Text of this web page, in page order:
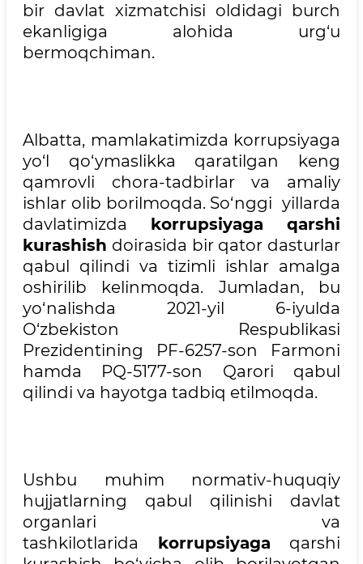
bir davlat xizmatchisi oldidagi burch
ekanligiga alohida urg‘u
bermoqchiman.
Albatta, mamlakatimizda korrupsiyaga
yo‘l qo‘ymaslikka qaratilgan keng
qamrovli chora-tadbirlar va amaliy
ishlar olib borilmoqda. So‘nggi yillarda
davlatimizda korrupsiyaga qarshi
kurashish doirasida bir qator dasturlar
qabul qilindi va tizimli ishlar amalga
oshirilib kelinmoqda. Jumladan, bu
yo‘nalishda 2021-yil 6-iyulda
O‘zbekiston Respublikasi
Prezidentining PF-6257-son Farmoni
hamda PQ-5177-son Qarori qabul
qilindi va hayotga tadbiq etilmoqda.
Ushbu muhim normativ-huquqiy
hujjatlarning qabul qilinishi davlat
organlari va
tashkilotlarida korrupsiyaga qarshi